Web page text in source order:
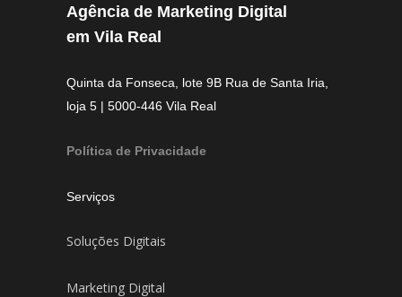
Agência de Marketing Digital
em Vila Real
Quinta da Fonseca, lote 9B Rua de Santa Iria,
loja 5 | 5000-446 Vila Real
Política de Privacidade
Serviços
Soluções Digitais
Marketing Digital